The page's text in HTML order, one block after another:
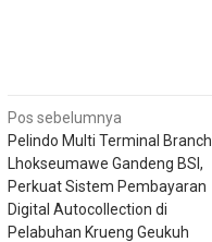
Navigasi
pos
Pos sebelumnya
Pelindo Multi Terminal Branch
Lhokseumawe Gandeng BSI,
Perkuat Sistem Pembayaran
Digital Autocollection di
Pelabuhan Krueng Geukuh